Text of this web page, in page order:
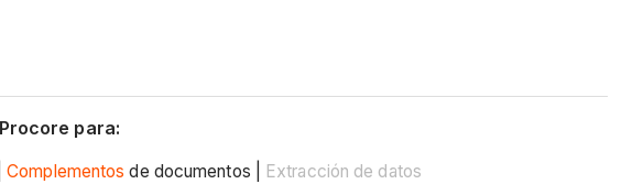
para:
Complementos de documentos | Extracción de datos